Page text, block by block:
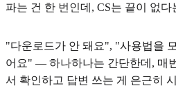
파는 건 한 번인데, CS는 끝이 없다
"다운로드가 안 돼요", "사용법을
어요" — 하나하나는 간단한데, 매
서 확인하고 답변 쓰는 게 은근히